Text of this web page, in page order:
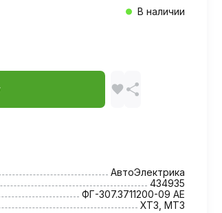
В наличии
АвтоЭлектрика
434935
ФГ-307.3711200-09 AE
ХТЗ, МТЗ